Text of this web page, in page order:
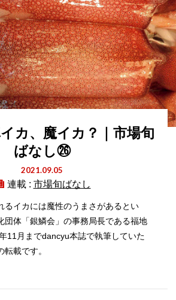
カ、魔イカ？｜市場旬
ばなし㉖
2021.09.05
連載 : 市場旬ばなし
るイカには魔性のうまさがあるとい
団体「銀鱗会」の事務局長である福地
11月までdancyu本誌で執筆していた
転載です。